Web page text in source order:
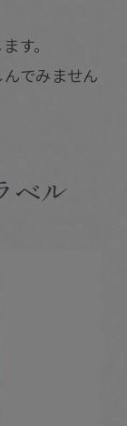
す。
でみません
ベル